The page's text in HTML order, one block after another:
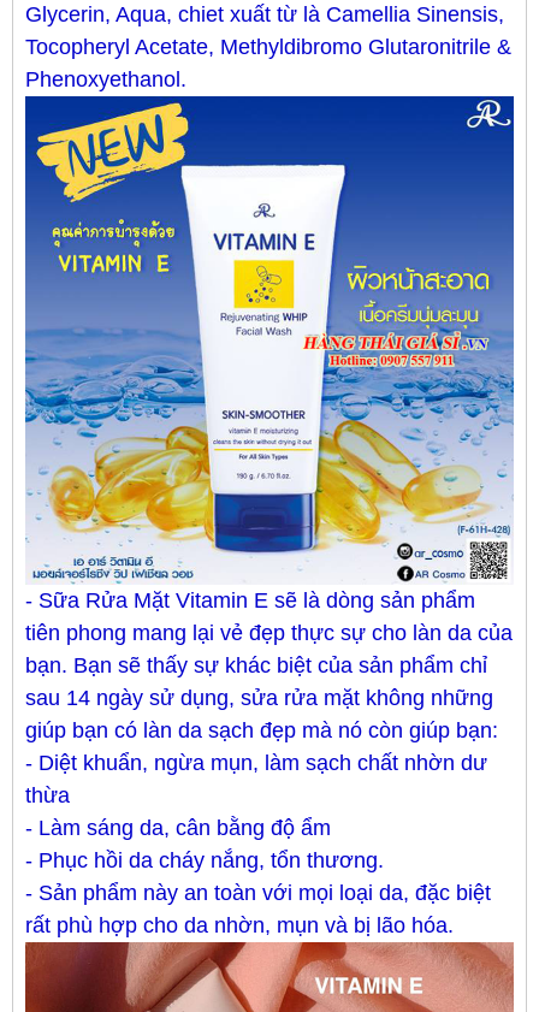
Glycerin, Aqua, chiet xuất từ là Camellia Sinensis,
Tocopheryl Acetate, Methyldibromo Glutaronitrile &
Phenoxyethanol.
- Sữa Rửa Mặt Vitamin E sẽ là dòng sản phẩm
tiên phong mang lại vẻ đẹp thực sự cho làn da của
bạn. Bạn sẽ thấy sự khác biệt của sản phẩm chỉ
sau 14 ngày sử dụng, sửa rửa mặt không những
giúp bạn có làn da sạch đẹp mà nó còn giúp bạn:
- Diệt khuẩn, ngừa mụn, làm sạch chất nhờn dư
thừa
- Làm sáng da, cân bằng độ ẩm
- Phục hồi da cháy nắng, tổn thương.
- Sản phẩm này an toàn với mọi loại da, đặc biệt
rất phù hợp cho da nhờn, mụn và bị lão hóa.